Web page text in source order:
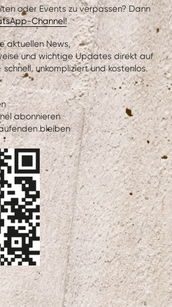
oder Events zu verpassen? Dann
Channel!
aktuellen News,
und wichtige Updates direkt auf
unkompliziert und kostenlos.
abonnieren
bleiben